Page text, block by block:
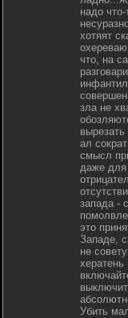
надо
хотяят
что, на
зла не
ал
смысл
даже
запада -
это
Западе,
не
Убить